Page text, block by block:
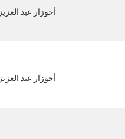
Abdel Aziz Ahouzar أحوزار عبد العزيز
Abdel Aziz Ahouzar أحوزار عبد العزيز